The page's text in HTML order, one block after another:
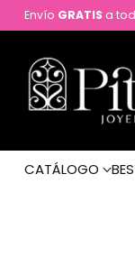
Envío GRATIS a
CATÁLOGO